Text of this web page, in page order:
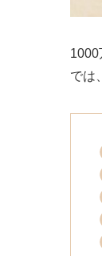
1000
では、